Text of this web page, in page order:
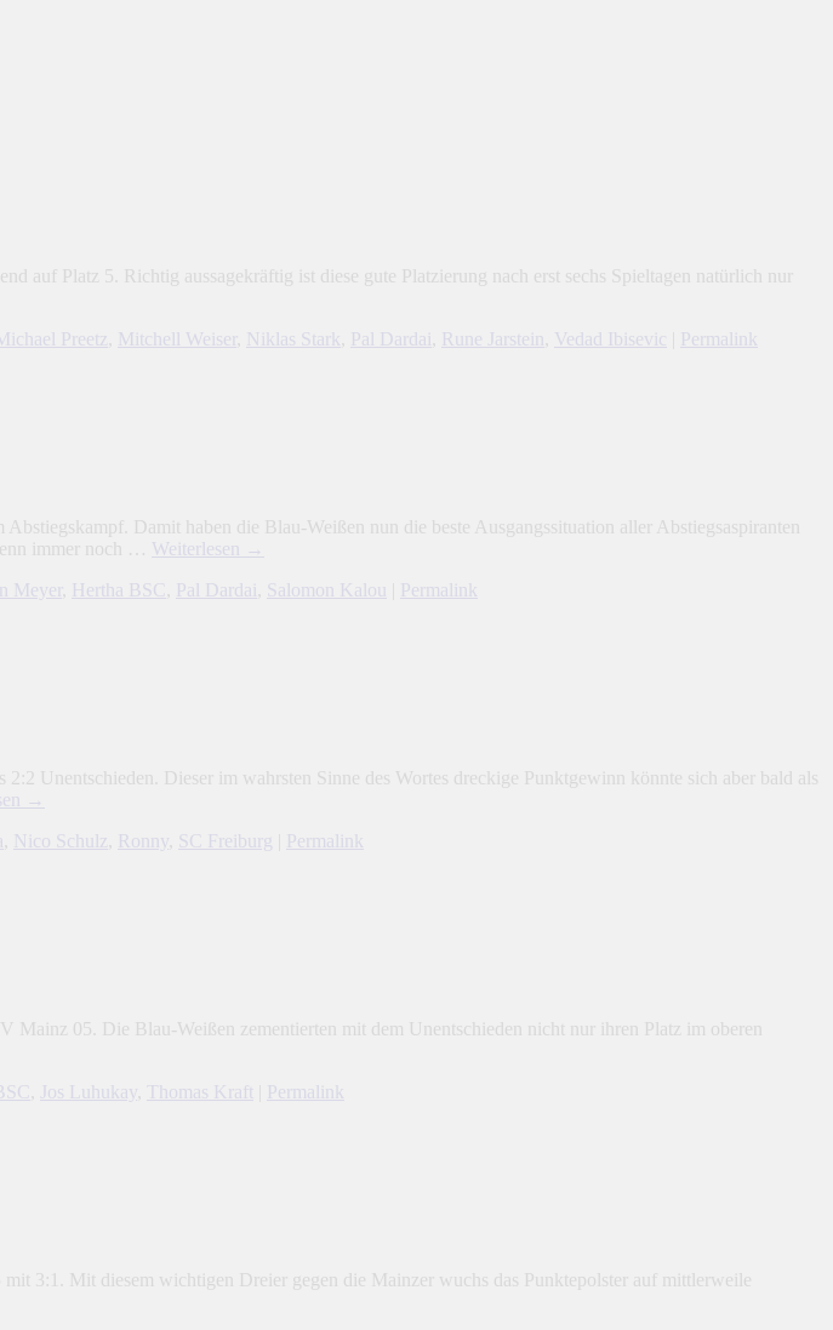
auf Platz 5. Richtig aussagekräftig ist diese gute Platzierung nach erst sechs Spieltagen natürlich nur
Preetz, Mitchell Weiser , Niklas Stark, Pal Dardai, Rune Jarstein, Vedad Ibisevic
Permalink
Damit haben die Blau-Weißen nun die beste Ausgangssituation aller Abstiegsaspiranten
immer noch … Weiterlesen
→
Meyer Hertha BSC Pal Dardai Salomon Kalou
Permalink
Unentschieden. Dieser im wahrsten Sinne des Wortes dreckige Punktgewinn könnte sich aber bald als
→
Nico Schulz Ronny SC Freiburg
Permalink
05. Die Blau-Weißen zementierten mit dem Unentschieden nicht nur ihren Platz im oberen
Jos Luhukay Thomas Kraft
Permalink
3:1. Mit diesem wichtigen Dreier gegen die Mainzer wuchs das Punktepolster auf mittlerweile